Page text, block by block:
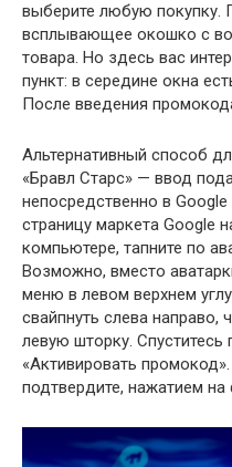
выберите любую покупку.
всплывающее окошко с
товара. Но здесь вас
пункт: в середине окна
После введения
Альтернативный способ
«Бравл Старс» — ввод
непосредственно в Google
страницу маркета Google
компьютере, тапните по
Возможно, вместо
меню в левом верхнем
свайпнуть слева
левую шторку. Спуститесь
«Активировать
подтвердите, нажатием